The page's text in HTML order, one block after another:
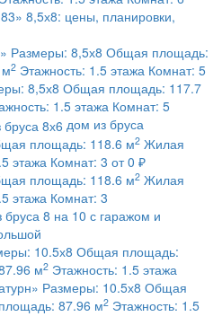
Размеры: 8,5х8 Общая площадь:
2 Этажность: 1.5 этажа Комнат: 5
8,5х8 Общая площадь: 117.7
1.5 этажа Комнат: 5
дом из бруса
площадь: 118.6 м2 Жилая
этажа Комнат: 3 от 0 ₽
площадь: 118.6 м2 Жилая
этажа Комнат: 3
10.5х8 Общая площадь:
м2 Этажность: 1.5 этажа
Размеры: 10.5х8 Общая
87.96 м2 Этажность: 1.5